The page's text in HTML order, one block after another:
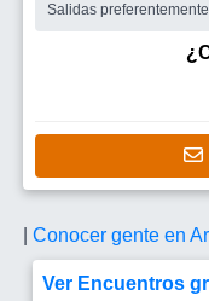
Salidas
Grupo de
un compañero de ruta.
distintos momentos que
Conocer gente en
Ver Encuentros